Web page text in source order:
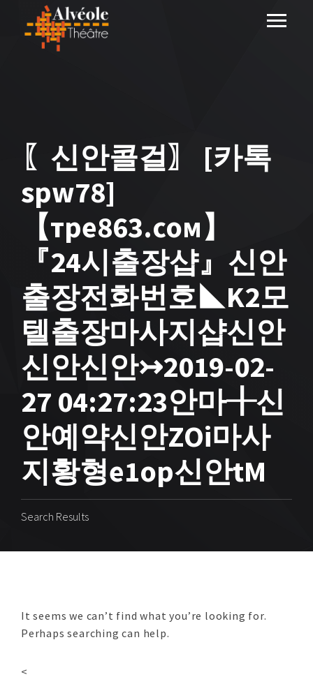
〖신안콜걸〗 [ 카톡
spw78]
【тре863.сом】
『24시출장샵』신안
출장전화번호◣K2모
텔출장마사지샵신안
신안신안↣2019-02-
27 04:27:23안마╂신
안예약신안ZOi마사
지황형e1op신안tM
Search Results
It seems we can’t find what you’re looking for.
Perhaps searching can help.
<